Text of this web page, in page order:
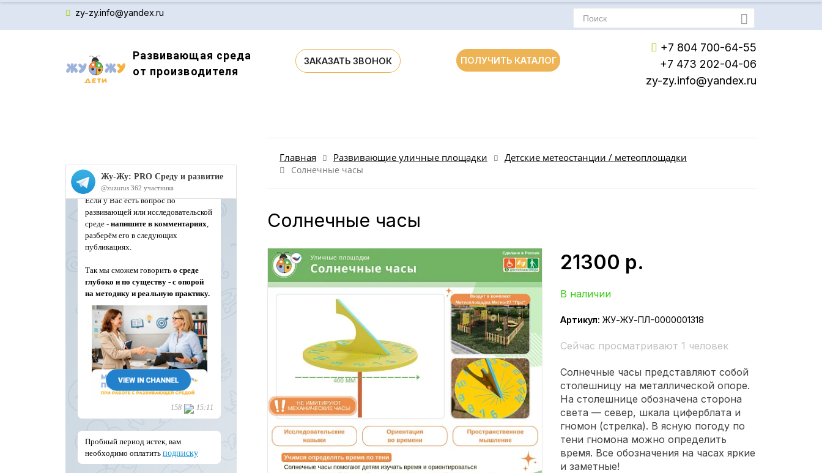
zy-zy.info@yandex.ru
Развивающая среда
от производителя
ЗАКАЗАТЬ ЗВОНОК
+7 804 700-64-55
+7 473 202-04-06
zy-zy.info@yandex.ru
ПОЛУЧИТЬ КАТАЛОГ
Главная Развивающие уличные площадки Детские метеостанции / метеоплощадки
Солнечные часы
Солнечные часы
21300 р.
В наличии
Артикул: ЖУ-ЖУ-ПЛ-0000001318
Сейчас просматривают 1 человек
Солнечные часы представляют собой
столешницу на металлической опоре.
На столешнице обозначена сторона
света — север, шкала циферблата и
гномон (стрелка). В ясную погоду по
тени гномона можно определить
время. Все обозначения на часах яркие
и заметные!